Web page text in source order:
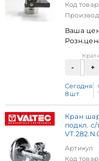
Код
Ваша
Сегодня
8 шт
Кран
подкл. с/
Артикул
Код